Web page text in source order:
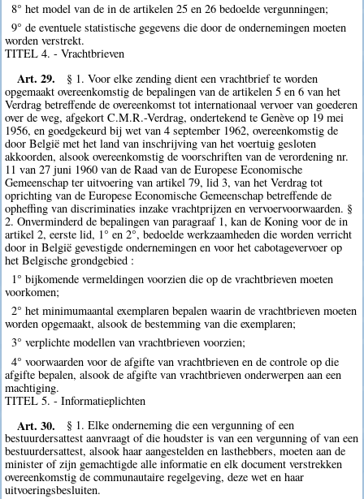
8° het model van de in de artikelen 25 en 26 bedoelde vergunningen;
9° de eventuele statistische gegevens die door de ondernemingen moeten
worden verstrekt.
TITEL 4. - Vrachtbrieven
Art. 29.
§ 1. Voor elke zending dient een vrachtbrief te worden
opgemaakt overeenkomstig de bepalingen van de artikelen 5 en 6 van het
Verdrag betreffende de overeenkomst tot internationaal vervoer van goederen
over de weg, afgekort C.M.R.-Verdrag, ondertekend te Genève op 19 mei
1956, en goedgekeurd bij wet van 4 september 1962, overeenkomstig de
door België met het land van inschrijving van het voertuig gesloten
akkoorden, alsook overeenkomstig de voorschriften van de verordening nr.
11 van 27 juni 1960 van de Raad van de Europese Economische
Gemeenschap ter uitvoering van artikel 79, lid 3, van het Verdrag tot
oprichting van de Europese Economische Gemeenschap betreffende de
opheffing van discriminaties inzake vrachtprijzen en vervoervoorwaarden. §
2. Onverminderd de bepalingen van paragraaf 1, kan de Koning voor de in
artikel 2, eerste lid, 1° en 2°, bedoelde werkzaamheden die worden verricht
door in België gevestigde ondernemingen en voor het cabotagevervoer op
het Belgische grondgebied :
1° bijkomende vermeldingen voorzien die op de vrachtbrieven moeten
voorkomen;
2° het minimumaantal exemplaren bepalen waarin de vrachtbrieven moeten
worden opgemaakt, alsook de bestemming van die exemplaren;
3° verplichte modellen van vrachtbrieven voorzien;
4° voorwaarden voor de afgifte van vrachtbrieven en de controle op die
afgifte bepalen, alsook de afgifte van vrachtbrieven onderwerpen aan een
machtiging.
TITEL 5. - Informatieplichten
Art. 30.
§ 1. Elke onderneming die een vergunning of een
bestuurdersattest aanvraagt of die houdster is van een vergunning of van een
bestuurdersattest, alsook haar aangestelden en lasthebbers, moeten aan de
minister of zijn gemachtigde alle informatie en elk document verstrekken
overeenkomstig de communautaire regelgeving, deze wet en haar
uitvoeringsbesluiten.